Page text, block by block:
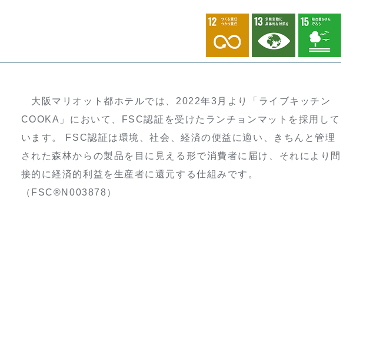
大阪マリオット都ホテルでは、2022年3月より「ライブキッチン
COOKA」において、FSC認証を受けたランチョンマットを採用して
います。 FSC認証は環境、社会、経済の便益に適い、きちんと管理
された森林からの製品を目に見える形で消費者に届け、それにより間
接的に経済的利益を生産者に還元する仕組みです。
（FSC®️N003878）